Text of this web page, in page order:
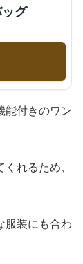
グ
能付きのワン
れるため、
服装にも合わ